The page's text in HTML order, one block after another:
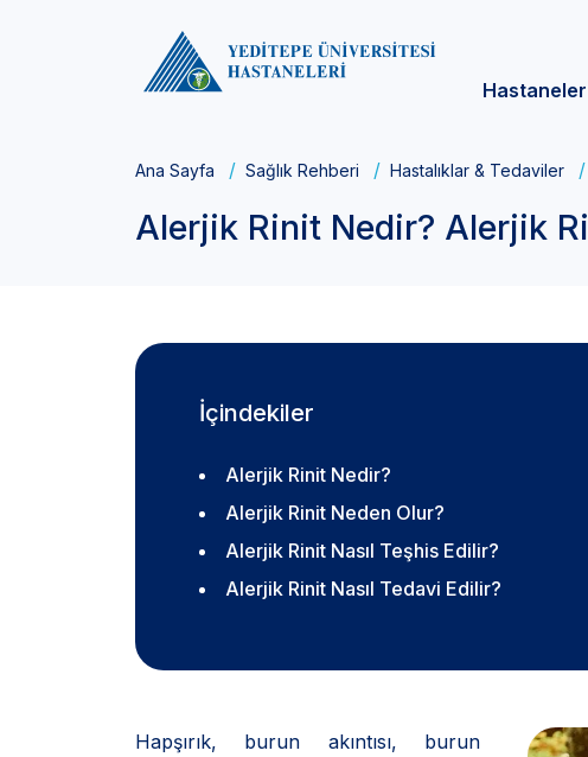
Hastaneler
Ana Sayfa Sağlık Rehberi Hastalıklar & Tedaviler
Alerjik Rinit Nedir? Alerjik
İçindekiler
Alerjik Rinit Nedir?
Alerjik Rinit Neden Olur?
Alerjik Rinit Nasıl Teşhis Edilir?
Alerjik Rinit Nasıl Tedavi Edilir?
Hapşırık, burun akıntısı, burun